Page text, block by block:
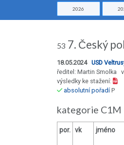
2026
53 7. Český
18.05.2024 USD
ředitel: Martin Smolka
výsledky ke stažení:
absolutní pořadíP
kategorie C1M
por. vk jméno